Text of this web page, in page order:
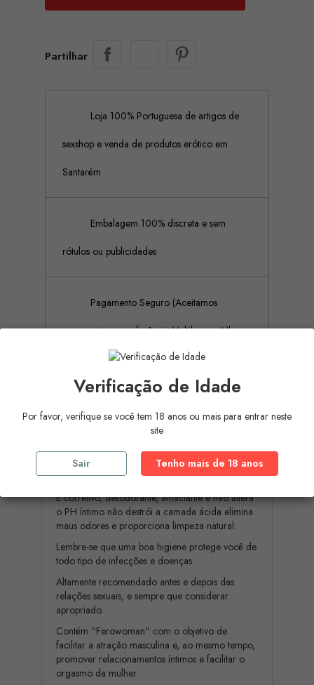
Partilhar
Loja 100% Portuguesa de artigos de
sexshop e venda de produtos erótico em
Santarém
Embalagem 100% discreta e sem
rótulos ou publicidades
Pagamento Seguro (Aceitamos
pagamento por referência Multibanco, Mbway
e cartões de crédito)
Descrição Detalhes do produto
Para um óptimo condicionamento, higiene íntima
e limpeza diária da zona genital feminina.
É corretivo, desodorante, amaciante e não altera
o PH íntimo não destrói a camada ácida elimina
maus odores e proporciona limpeza natural.
Lembre-se que uma boa higiene protege você de
todo tipo de infecções e doenças
Altamente recomendado antes e depois das
relações sexuais, e sempre que considerar
apropriado.
Contém "Ferowoman" com o objetivo de
facilitar a atração masculina e, ao mesmo tempo,
promover relacionamentos íntimos e facilitar o
orgasmo da mulher.
Verificação de Idade
Por favor, verifique se você tem 18 anos ou mais para entrar neste
site
Sair Tenho mais de 18 anos